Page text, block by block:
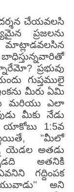
చేయవలసి
ప్రజలను
ప్రభువు
గుప్తములై
మీరు ఏమి
మరియు ఎలా
మీకు నేడు
యాకోబు 1:5వ
"మీలో
యెడల అతడు
అతనికి
గద్దింపక
అని